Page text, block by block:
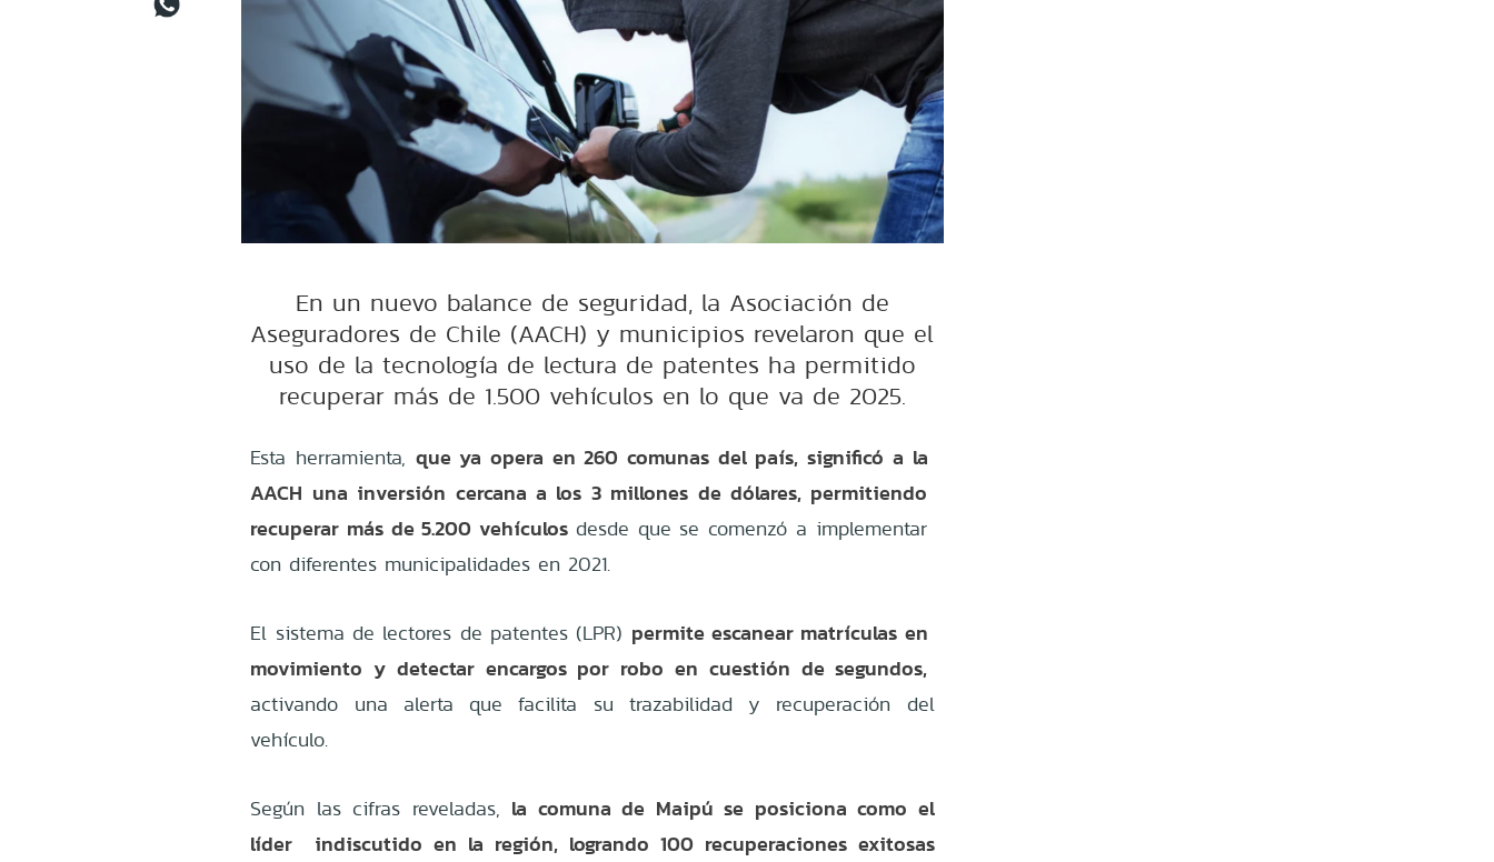
En un nuevo balance de seguridad, la Asociación de
Aseguradores de Chile (AACH) y municipios revelaron que el
uso de la tecnología de lectura de patentes ha permitido
recuperar más de 1.500 vehículos en lo que va de 2025.
Esta herramienta, que ya opera en 260 comunas del país, significó a la
AACH una inversión cercana a los 3 millones de dólares, permitiendo
recuperar más de 5.200 vehículos desde que se comenzó a implementar
con diferentes municipalidades en 2021.
El sistema de lectores de patentes (LPR) permite escanear matrículas en
movimiento y detectar encargos por robo en cuestión de segundos,
activando una alerta que facilita su trazabilidad y recuperación del
vehículo.
Según las cifras reveladas, la comuna de Maipú se posiciona como el
líder indiscutido en la región, logrando 100 recuperaciones exitosas